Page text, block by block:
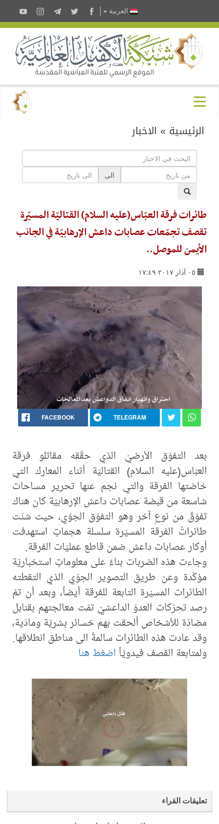
العربية
الرئيسية » الاخبار
الى
طائرات فرقة العبّاس(عليه السلام) القتاليّة المسيّرة
تقصف تجمّعات عصابات داعش الإرهابيّة في الجانب
الأيمن للموصل..
٠٥ آذار ٢٠١٧ ١٧:٤٩
FACEBOOK TELEGRAM
بعد التفوّق الأرضيّ الذي حقّقه مقاتلو فرقة
العبّاس(عليه السلام) القتاليّة أثناء المعارك التي
خاضتها الفرقة والتي نجم عنها تحرير مساحات
شاسعة من قبضة عصابات داعش الإرهابيّة كان هناك
تفوّقٌ من نوعٍ آخر وهو التفوّق الجوّي، حيث شنّت
طائراتُ الفرقة المسيّرة سلسلة هجماتٍ استهدفت
أوكار عصابات داعش ضمن قاطع عمليّات الفرقة.
وجاءت هذه الضربات بناءً على معلوماتٍ استخباريّة
مؤكّدة وعن طريق التصوير الجوّي الذي التقطته
الطائرات المسيّرة التابعة للفرقة أيضاً، وبعد أن تمّ
رصد تحرّكات العدوّ الداعشيّ تمّت معالجتهم بقنابل
مضادّة للأشخاص ألحقت بهم خسائر بشريّة ومادّية،
وقد عادت هذه الطائرات سالمةً الى مناطق انطلاقها.
ولمتابعة القصف فيدويّاً اضغط هنا
تعليقات القراء